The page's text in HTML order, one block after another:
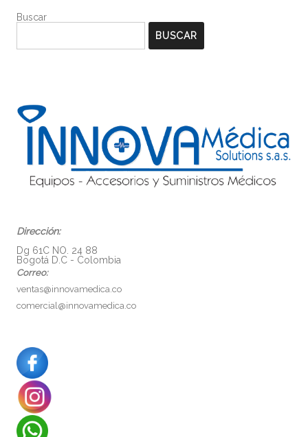
Buscar
BUSCAR
Dirección:
Dg 61C NO. 24 88
Bogotá D.C - Colombia
Correo:
ventas@innovamedica.co
comercial@innovamedica.co